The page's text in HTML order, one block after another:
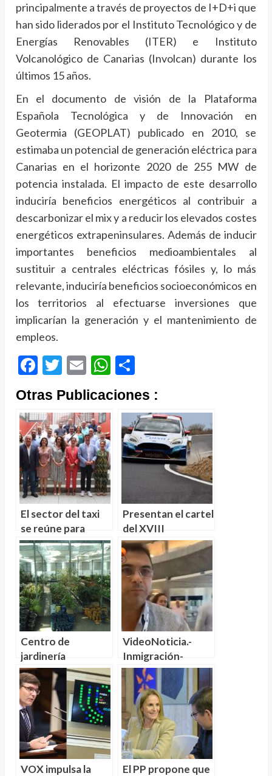
principalmente a través de proyectos de I+D+i que
han sido liderados por el Instituto Tecnológico y de
Energías Renovables (ITER) e Instituto
Volcanológico de Canarias (Involcan) durante los
últimos 15 años.
En el documento de visión de la Plataforma
Española Tecnológica y de Innovación en
Geotermia (GEOPLAT) publicado en 2010, se
estimaba un potencial de generación eléctrica para
Canarias en el horizonte 2020 de 255 MW de
potencia instalada. El impacto de este desarrollo
induciría beneficios energéticos al contribuir a
descarbonizar el mix y a reducir los elevados costes
energéticos extrapeninsulares. Además de inducir
importantes beneficios medioambientales al
sustituir a centrales eléctricas fósiles y, lo más
relevante, induciría beneficios socioeconómicos en
los territorios al efectuarse inversiones que
implicarían la generación y el mantenimiento de
empleos.
Facebook
Twitter
EmailWhatsApp
Compartir
Otras Publicaciones :
El sector del taxi
se reúne para
combatir la
implantación de
UBER
Presentan el cartel
del XVIII
RallySprint Atogo
– Trofeo
Archiauto Ford
Centro de
jardinería
Hermanos Dóniz
creando espacios
naturales únicos
VideoNoticia.-
Inmigración-
Canarias. Santiago
Abascal: «Son
culpables las
mafias que trafican
con personas»
VOX impulsa la
El PP propone que